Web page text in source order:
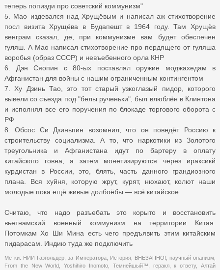
теперь попизди про советский коммунизм"
5. Мао издевался над Хрущёвым и написал аж стихотворение
посл визита Хрущёва в Будапешт в 1964 году. Там Хрущёв
венграм сказал, де, при коммунизме вам будет обеспечен
гуляш. А Мао написал стихотворение про пердящего от гуляша
воробья (образ СССР) и невъебенного орла КНР
6. Дэн Сяопин с 80-ых поставлял оружие моджахедам в
Афганистан для войны с нашим ограниченным контингентом
7. Ху Дзинь Тао, это тот старый узкоглазый пидор, которого
вывели со съезда под "белы рученьки", был влюблён в Клинтона
и исполнял все его поручения по блокаде торгового оборота с
РФ
8. Обсос Си Дзиньпин возомнил, что он поведёт Россию к
строительству социализма. А то, что наркотики из Золотого
треугольника и Афганистана идут по бартеру в оплату
китайского говна, а затем монетизируются через ираксикй
курдистан в России, это, блять, часть данного грандиозного
плана. Вся хуйня, которую жрут, курят, нюхают, колют наши
молодые пока ещё живые долбоёбы — всё китайское
Считаю, что надо разъебать это корыто и восстановить
вьетнамский военный коммунизм на территории Китая.
Потомкам Хо Ши Мина есть чего предъявить этим китайским
пидарасам. Индию туда же подключить
Метки: НИИ Газгольдер ,за Императора, История ВНЕЗАПНО! научный онанизм
From the New World ,Yoshihiro Inomoto Темнейшый™ геракл,к ответу,Алтай